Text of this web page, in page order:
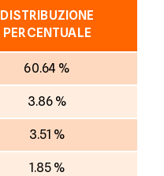
DISTRIBUZIONE
PERCENTUALE
60.64 %
3.86 %
3.51 %
1.85 %